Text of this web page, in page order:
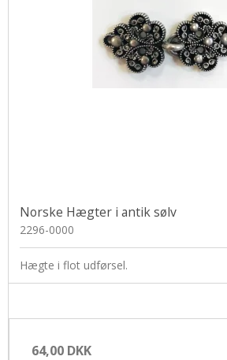
Norske Hægter i antik sølv
2296-0000
Hægte i flot udførsel.
64,00 DKK